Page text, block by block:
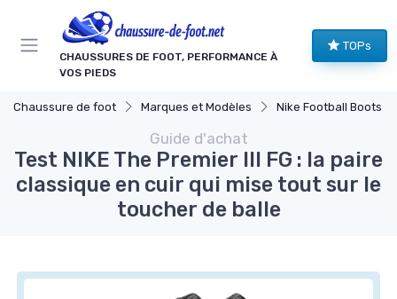
CHAUSSURES DE FOOT, PERFORMANCE À
VOS PIEDS
TOPs
Chaussure de foot Marques et Modèles Nike Football Boots
Guide d'achat
Test NIKE The Premier III FG : la paire
classique en cuir qui mise tout sur le
toucher de balle
Panneau de gestion des cookies